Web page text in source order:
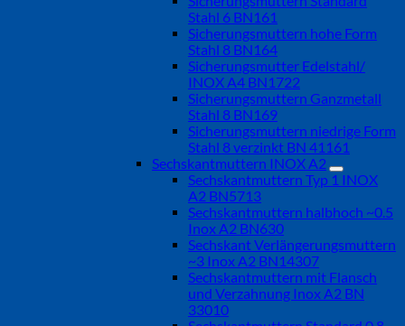
Stahl 6 BN161
Sicherungsmuttern hohe Form
Stahl 8 BN164
Sicherungsmutter Edelstahl/
INOX A4 BN1722
Sicherungsmuttern Ganzmetall
Stahl 8 BN169
Sicherungsmuttern niedrige Form
Stahl 8 verzinkt BN 41161
Sechskantmuttern INOX A2
Sechskantmuttern Typ 1 INOX
A2 BN5713
Sechskantmuttern halbhoch ~0.5
Inox A2 BN630
Sechskant Verlängerungsmuttern
~3 Inox A2 BN14307
Sechskantmuttern mit Flansch
und Verzahnung Inox A2 BN
33010